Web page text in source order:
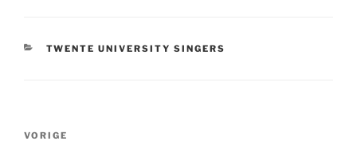
CATEGORIEËN
TWENTE UNIVERSITY SINGERS
Vorig
VORIGE